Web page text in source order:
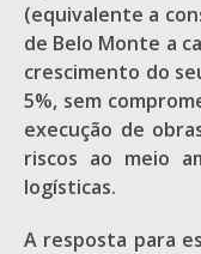
(equivalente a
de Belo Monte a
crescimento do
5%, sem
execução de
riscos ao meio
logísticas.
A resposta para